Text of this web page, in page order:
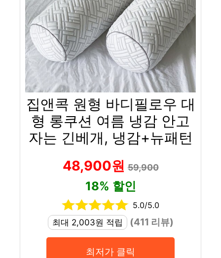
집앤콕 원형 바디필로우 대
형 롱쿠션 여름 냉감 안고
자는 긴베개, 냉감+뉴패턴
48,900원59,900
18% 할인
5.0/5.0
최대 2,003원 적립
(411 리뷰)
최저가 클릭